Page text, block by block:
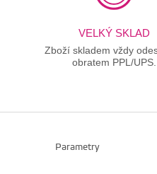
VELKÝ SKLAD
Zboží skladem vždy
obratem PPL/UPS.
Parametry